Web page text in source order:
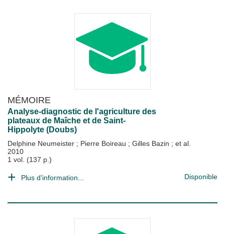
MÉMOIRE
Analyse-diagnostic de l'agriculture des
plateaux de Maîche et de Saint-
Hippolyte (Doubs)
Delphine Neumeister ; Pierre Boireau ; Gilles Bazin ; et al.
2010
1 vol. (137 p.)
Plus d'information... Disponible